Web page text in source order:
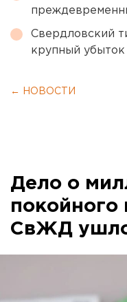
Свердловский
крупный убыток
← НОВОСТИ
Дело о
покойного
СвЖД